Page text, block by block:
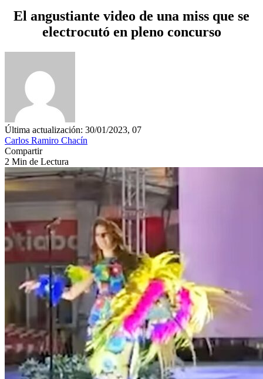
El angustiante video de una miss que se
electrocutó en pleno concurso
Última actualización: 30/01/2023, 07
Carlos Ramiro Chacín
Compartir
2 Min de Lectura